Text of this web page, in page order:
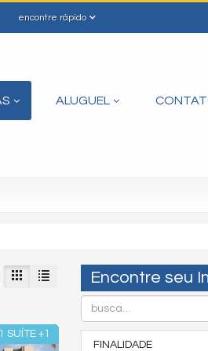
encontre rápido
ALUGUEL
Encontre seu
FINALIDADE
1 SUÍTE +1